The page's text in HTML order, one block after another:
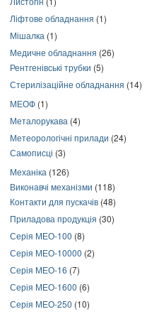
Ліфтове обладнання (1)
Мішалка (1)
Медичне обладнання (26)
Рентгенівські трубки (5)
Стерилізаційне обладнання (14)
МЕОФ (1)
Металорукава (4)
Метеорологічні прилади (24)
Самописці (3)
Механіка (126)
Виконавчі механізми (118)
Контакти для пускачів (48)
Приладова продукція (30)
Серія МЕО-100 (8)
Серія МЕО-10000 (2)
Серія МЕО-16 (7)
Серія МЕО-1600 (6)
Серія МЕО-250 (10)